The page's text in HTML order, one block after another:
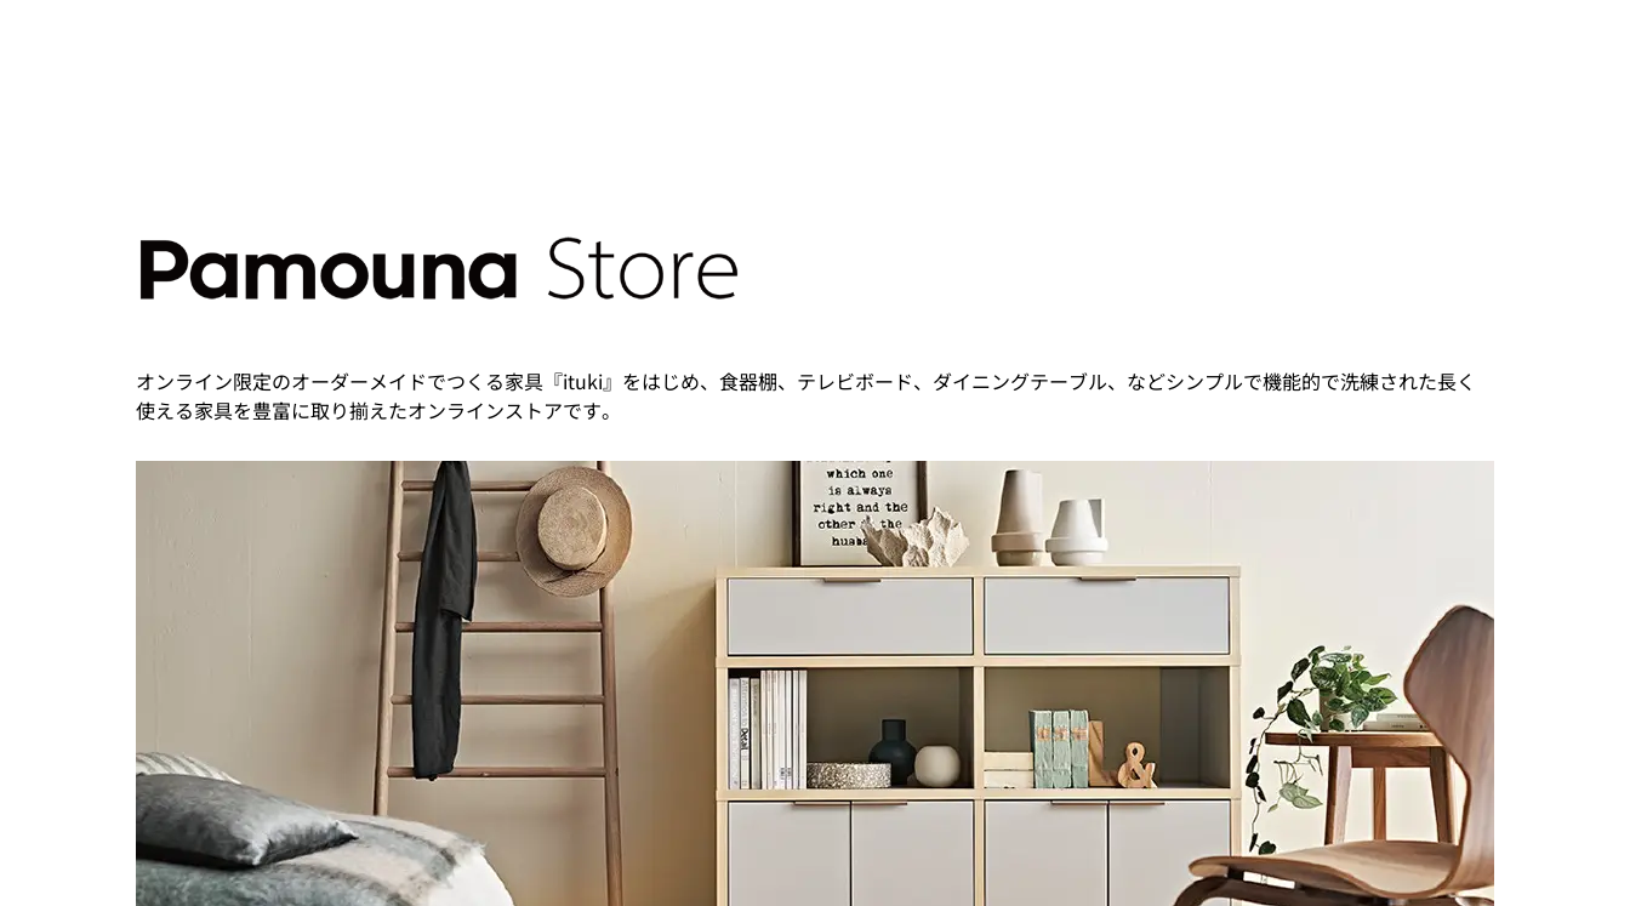
オンライン限定のオーダーメイドでつくる家具『ituki』をはじめ、食器棚、テレビボード、ダイニングテーブル、などシンプルで機能的で洗練された長く
使える家具を豊富に取り揃えたオンラインストアです。